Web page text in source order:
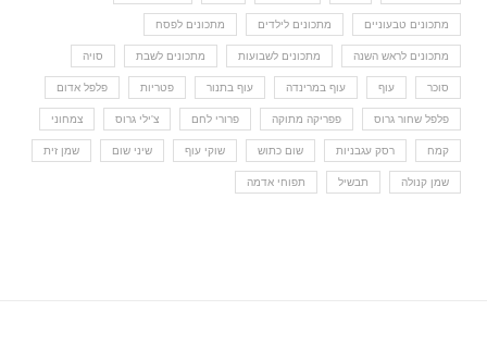
מתכונים טבעוניים מתכונים לילדים מתכונים לפסח
מתכונים לראש השנה מתכונים לשבועות מתכונים לשבת סויה
סוכר עוף עוף במרינדה עוף בתנור פטריות פלפל אדום
פלפל שחור גרוס פפריקה מתוקה פרורי לחם צ'ילי גרוס צמחוני
קמח רסק עגבניות שום כתוש שוקי עוף שיני שום שמן זית
שמן קנולה תבשיל תפוחי אדמה